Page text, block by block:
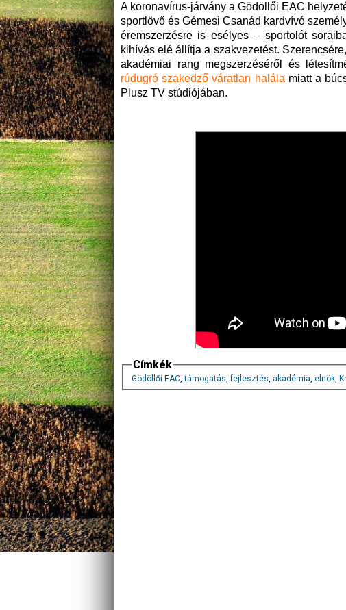
A koronavírus-járvány a Gödöllői EAC
sportlövő és Gémesi Csanád kardvívó
éremszerzésre is esélyes – sportolót
kihívás elé állítja a szakvezetést.
akadémiai rang megszerzéséről és
rúdugró szakedző váratlan halálamiatt a
Plusz TV stúdiójában.
Címkék
Gödöllői EAC,támogatás,fejlesztés, akadémia, elnök,